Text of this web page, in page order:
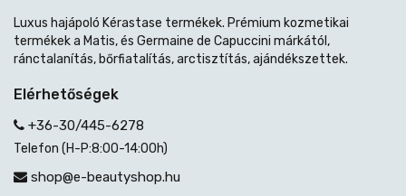
Luxus hajápoló Kérastase termékek. Prémium kozmetikai
termékek a Matis, és Germaine de Capuccini márkától,
ránctalanítás, bőrfiatalítás, arctisztítás, ajándékszettek.
Elérhetőségek
+36-30/445-6278
Telefon (H-P:8:00-14:00h)
shop@e-beautyshop.hu